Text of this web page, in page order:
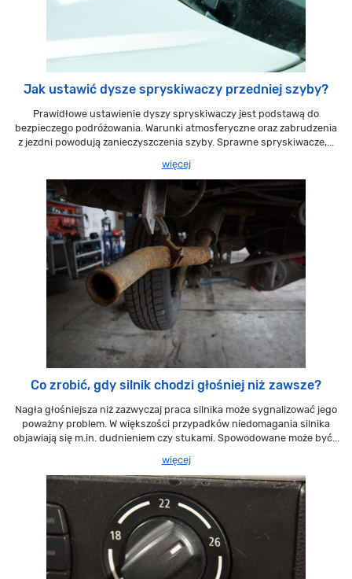
Jak ustawić dysze spryskiwaczy przedniej szyby?
Prawidłowe ustawienie dyszy spryskiwaczy jest podstawą do
bezpieczego podróżowania. Warunki atmosferyczne oraz zabrudzenia
z jezdni powodują zanieczyszczenia szyby. Sprawne spryskiwacze,...
więcej
Co zrobić, gdy silnik chodzi głośniej niż zawsze?
Nagła głośniejsza niż zazwyczaj praca silnika może sygnalizować jego
poważny problem. W większości przypadków niedomagania silnika
objawiają się m.in. dudnieniem czy stukami. Spowodowane może być...
więcej